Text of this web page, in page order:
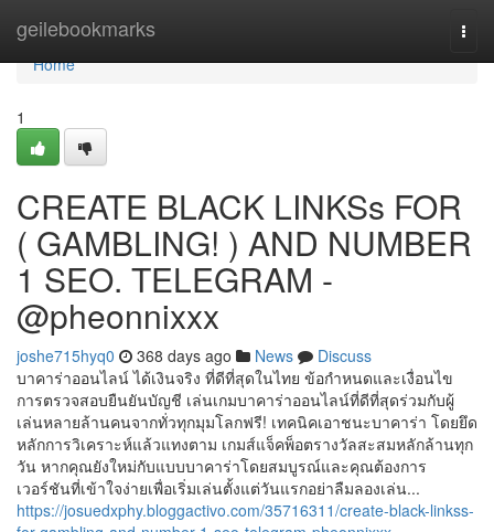
geilebookmarks
Home
Home
1
CREATE BLACK LINKSs FOR
( GAMBLING! ) AND NUMBER
1 SEO. TELEGRAM -
@pheonnixxx
joshe715hyq0 368 days ago News
Discuss
บาคาร่าออนไลน์ ได้เงินจริง ที่ดีที่สุดในไทย ข้อกำหนดและเงื่อนไข
การตรวจสอบยืนยันบัญชี เล่น​เกม​บา​คา​ร่า​ออ​น​ไลน์ที่​ดี​ที่สุด​ร่วม​กับ​ผู้​
เล่น​หลาย​ล้าน​คน​จาก​ทั่ว​ทุก​มุม​โลก​ฟรี! เทคนิคเอาชนะบาคาร่า โดยยึด
หลักการวิเคราะห์แล้วแทงตาม เกมส์แจ็คพ็อตรางวัลสะสมหลักล้านทุก
วัน หากคุณยังใหม่กับแบบบาคาร่าโดยสมบูรณ์และคุณต้องการ
เวอร์ชันที่เข้าใจง่ายเพื่อเริ่มเล่นตั้งแต่วันแรกอย่าลืมลองเล่น...
https://josuedxphy.bloggactivo.com/35716311/create-black-linkss-